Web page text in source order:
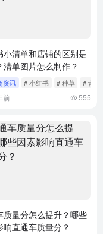
小清单和店铺的区别是
清单图片怎么制作？
资讯 # 小红书 # 种草 # 营销
前 555
质量分怎么提升？哪些
响直通车质量分？